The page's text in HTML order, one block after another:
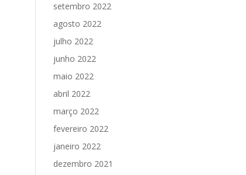
setembro 2022
agosto 2022
julho 2022
junho 2022
maio 2022
abril 2022
março 2022
fevereiro 2022
janeiro 2022
dezembro 2021